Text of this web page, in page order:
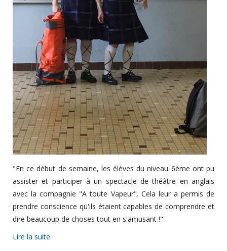
"En ce début de semaine, les élèves du niveau 6ème ont pu
assister et participer à un spectacle de théâtre en anglais
avec la compagnie "A toute Vapeur". Cela leur a permis de
prendre conscience qu'ils étaient capables de comprendre et
dire beaucoup de choses tout en s'amusant !"
Lire la suite